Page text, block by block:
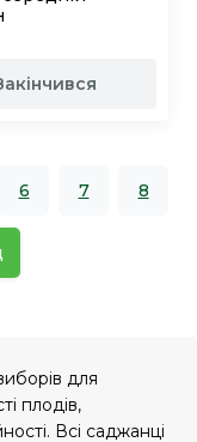
6 7 8
для
плодів,
Всі саджанці